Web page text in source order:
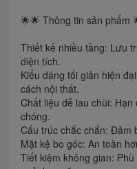
🌟🌟 Thông tin sản phẩm
Thiết kế nhiều tầng: Lưu
diện tích.
Kiểu dáng tối giản hiện
cách nội thất.
Chất liệu dễ lau chùi:
chóng.
Cấu trúc chắc chắn: Đảm
Mặt kệ bo góc: An toàn
Tiết kiệm không gian: